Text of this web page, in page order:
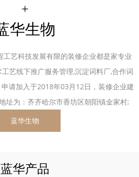
+
华生物
艺科技发展有限的装修企业都是家专业
艺线下推广服务管理,沉淀词料厂,合作词
请加入于2018年03月12日，装修企业建
址为：齐齐哈尔市香坊区朝阳镇金家村;
蓝华生物
蓝华产品